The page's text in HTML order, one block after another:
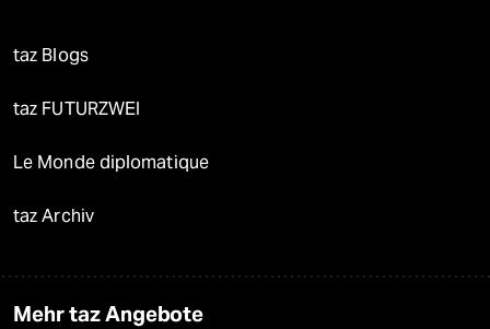
taz Blogs
taz FUTURZWEI
Le Monde diplomatique
taz Archiv
Mehr taz Angebote